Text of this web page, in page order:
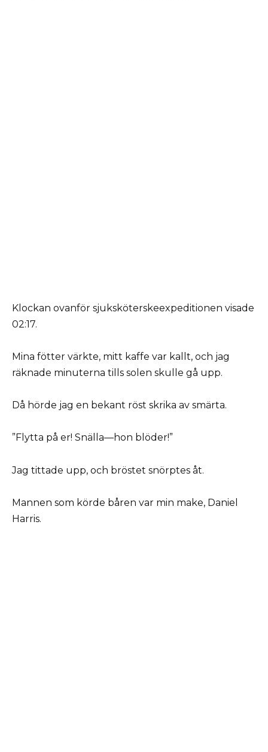
Klockan ovanför sjuksköterskeexpeditionen visade
02:17.
Mina fötter värkte, mitt kaffe var kallt, och jag
räknade minuterna tills solen skulle gå upp.
Då hörde jag en bekant röst skrika av smärta.
”Flytta på er! Snälla—hon blöder!”
Jag tittade upp, och bröstet snörptes åt.
Mannen som körde båren var min make, Daniel
Harris.